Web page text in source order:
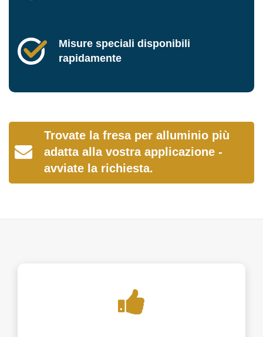
Misure speciali disponibili
rapidamente
Trovate la fresa per alluminio più
adatta alla vostra applicazione -
avviate la richiesta.